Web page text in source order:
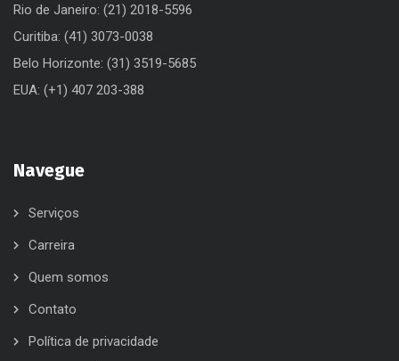
Rio de Janeiro: (21) 2018-5596
Curitiba: (41) 3073-0038
Belo Horizonte: (31) 3519-5685
EUA: (+1) 407 203-388
Navegue
Serviços
Carreira
Quem somos
Contato
Política de privacidade